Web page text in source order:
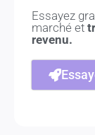
Essayez
marché et
revenu.